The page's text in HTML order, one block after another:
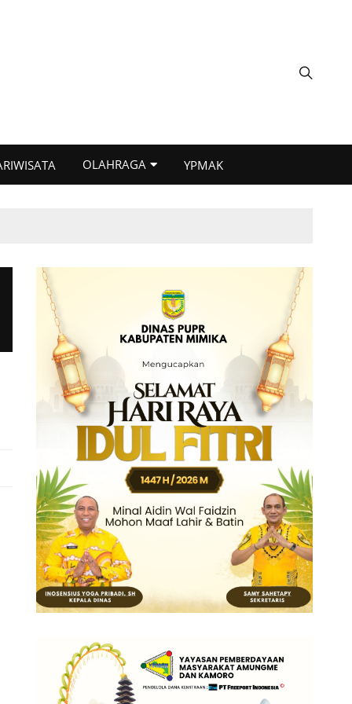
OLAHRAGA YPMAK